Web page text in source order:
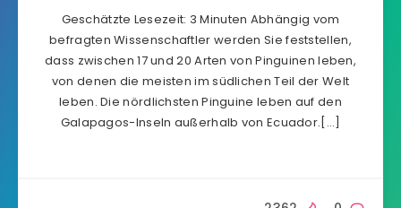
Geschätzte Lesezeit: 3 Minuten Abhängig vom
befragten Wissenschaftler werden Sie feststellen,
dass zwischen 17 und 20 Arten von Pinguinen leben,
von denen die meisten im südlichen Teil der Welt
leben. Die nördlichsten Pinguine leben auf den
Galapagos-Inseln außerhalb von Ecuador.[…]